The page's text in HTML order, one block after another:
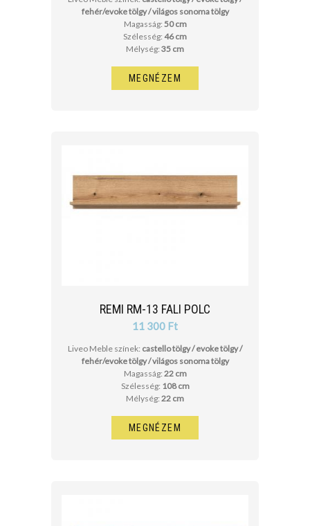
fehér/evoke tölgy / világos sonoma tölgy
Magasság: 50 cm
Szélesség: 46 cm
Mélység: 35 cm
MEGNÉZEM
REMI RM-13 FALI POLC
11 300 Ft
Liveo Meble színek: castello tölgy / evoke tölgy /
fehér/evoke tölgy / világos sonoma tölgy
Magasság: 22 cm
Szélesség: 108 cm
Mélység: 22 cm
MEGNÉZEM